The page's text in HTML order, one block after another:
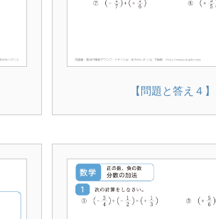
【問題と答え４】